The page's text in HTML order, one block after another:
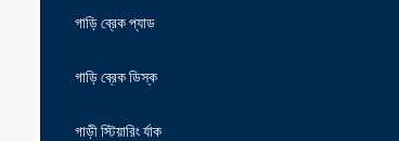
গাড়ি ব্রেক প্যাড
গাড়ি ব্রেক ডিস্ক
গাড়ী স্টিয়ারিং র্যাক